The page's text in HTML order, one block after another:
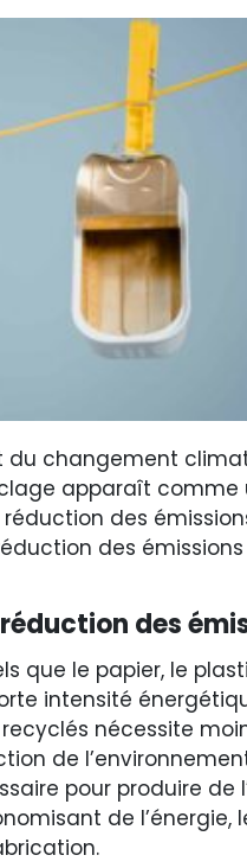
changement
apparaît
des
des
des
que le papier, le
intensité
nécessite
de
pour produire
de